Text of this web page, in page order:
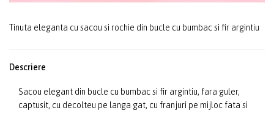
Tinuta eleganta cu sacou si rochie din bucle cu bumbac si fir argintiu
Descriere
Sacou elegant din bucle cu bumbac si fir argintiu, fara guler,
captusit, cu decolteu pe langa gat, cu franjuri pe mijloc fata si